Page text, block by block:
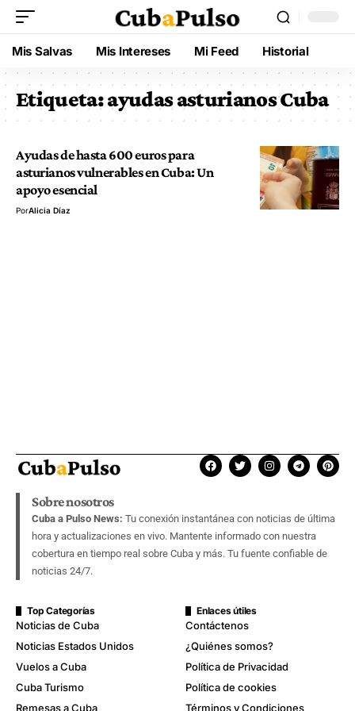
Mis Salvas Mis Intereses Mi Feed Historial
Etiqueta:ayudas asturianos Cuba
Ayudas de hasta 600 euros para
asturianos vulnerables en Cuba: Un
apoyo esencial
PorAlicia Díaz
Sobre nosotros
Cuba a Pulso News: Tu conexión instantánea con noticias de última
hora y actualizaciones en vivo. Mantente informado con nuestra
cobertura en tiempo real sobre Cuba y más. Tu fuente confiable de
noticias 24/7.
Top Categorías
Noticias de Cuba
Noticias Estados Unidos
Vuelos a Cuba
Cuba Turismo
Remesas a Cuba
Enlaces útiles
Contáctenos
¿Quiénes somos?
Política de Privacidad
Política de cookies
Términos y Condiciones